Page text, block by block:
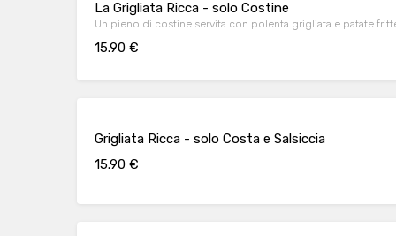
La Grigliata Ricca - solo Costine
Un pieno di costine servita con polenta grigliata e patate
15.90 €
Grigliata Ricca - solo Costa e Salsiccia
15.90 €